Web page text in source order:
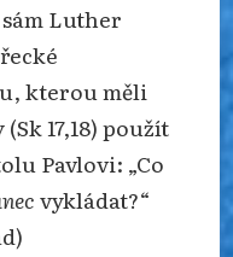
Luther
řecké
kterou měli
17,18) použít
Pavlovi: „Co
vykládat?“